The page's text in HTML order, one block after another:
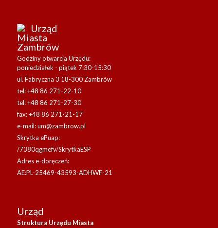
Urząd
Miasta
Zambrów
Godziny otwarcia Urzędu:
poniedziałek - piątek 7:30-15:30
ul. Fabryczna 3 18-300 Zambrów
tel: +48 86 271-22-10
tel: +48 86 271-27-30
fax: +48 86 271-21-17
e-mail:um@zambrow.pl
Skrytka ePuap:
/7380qgmefv/SkrytkaESP
Adres e-doręczeń:
AE:PL-25469-43593-ADHWF-21
Urząd
Struktura Urzędu Miasta